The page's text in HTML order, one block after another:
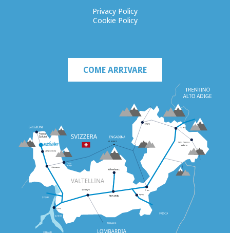
Privacy Policy
Cookie Policy
COME ARRIVARE